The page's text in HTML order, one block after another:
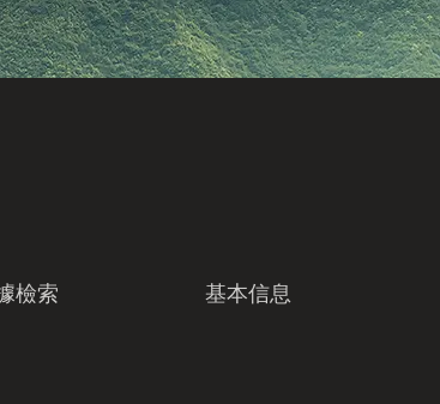
檢索 基本信息